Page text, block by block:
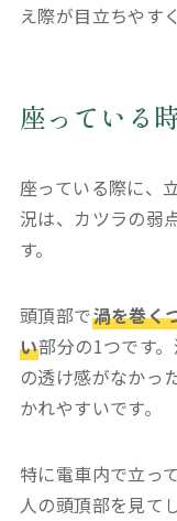
え際が目立ちやす
座っている
座っている際に、
況は、カツラの弱
す。
頭頂部で渦を巻く
い部分の1つです
の透け感がなかっ
かれやすいです。
特に電車内で立っ
人の頭頂部を見て